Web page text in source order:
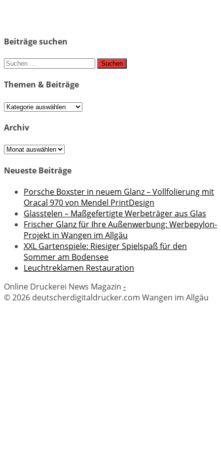
Beiträge suchen
Suchen
Themen & Beiträge
Themen
Beiträge
Archiv
Archiv
Neueste Beiträge
Porsche Boxster in neuem Glanz – Vollfolierung mit
Oracal 970 von Mendel PrintDesign
Glasstelen – Maßgefertigte Werbeträger aus Glas
Frischer Glanz für Ihre Außenwerbung: Werbepylon-
Projekt in Wangen im Allgäu
XXL Gartenspiele: Riesiger Spielspaß für den
Sommer am Bodensee
Leuchtreklamen Restauration
Online Druckerei News Magazin -
© 2026 deutscherdigitaldrucker.com Wangen im Allgäu